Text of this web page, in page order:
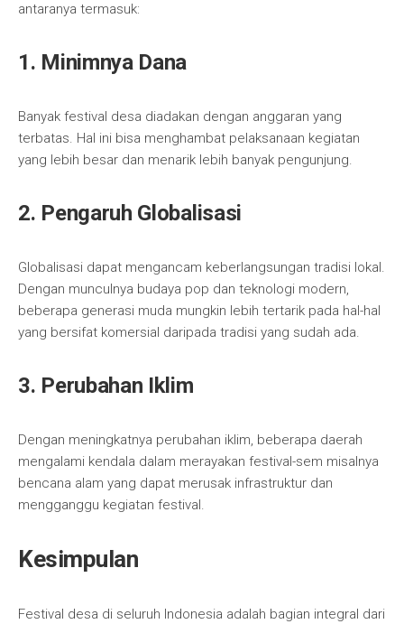
antaranya termasuk:
1. Minimnya Dana
Banyak festival desa diadakan dengan anggaran yang
terbatas. Hal ini bisa menghambat pelaksanaan kegiatan
yang lebih besar dan menarik lebih banyak pengunjung.
2. Pengaruh Globalisasi
Globalisasi dapat mengancam keberlangsungan tradisi lokal.
Dengan munculnya budaya pop dan teknologi modern,
beberapa generasi muda mungkin lebih tertarik pada hal-hal
yang bersifat komersial daripada tradisi yang sudah ada.
3. Perubahan Iklim
Dengan meningkatnya perubahan iklim, beberapa daerah
mengalami kendala dalam merayakan festival-sem misalnya
bencana alam yang dapat merusak infrastruktur dan
mengganggu kegiatan festival.
Kesimpulan
Festival desa di seluruh Indonesia adalah bagian integral dari